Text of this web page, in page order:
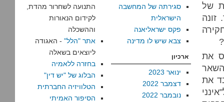
של
את
את
סגירתה של המחשבה
הישראלית
פקס ישראליאנה
צבא שיש לו מדינה
ארכיון
ינואר 2023
דצמבר 2022
נובמבר 2022
התנועה לשחרור מהדת,
לקידום הנאורות
וההשכלה
אתר "הלל" - האגודה
ליוצאים בשאלה
בחזרה ללאמיה
הבלוג של "יש דין"
הטלוויזיה החברתית
הסיפור האמיתי